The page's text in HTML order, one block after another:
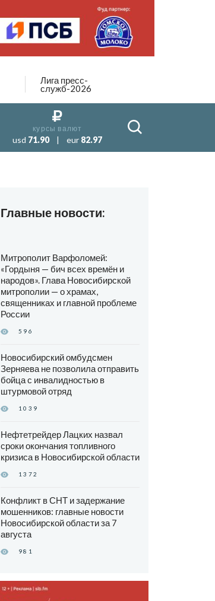
Лига пресс-
служб-2026
курсы валют
usd 71.90 | eur 82.97
Главные новости:
Митрополит Варфоломей:
«Гордыня — бич всех времён и
народов». Глава Новосибирской
митрополии — о храмах,
священниках и главной проблеме
России
596
Новосибирский омбудсмен
Зерняева не позволила отправить
бойца с инвалидностью в
штурмовой отряд
1039
Нефтетрейдер Лацких назвал
сроки окончания топливного
кризиса в Новосибирской области
1372
Конфликт в СНТ и задержание
мошенников: главные новости
Новосибирской области за 7
августа
981